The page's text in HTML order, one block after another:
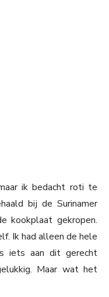
ik bedacht roti te
bij de Surinamer
kookplaat gekropen.
Ik had alleen de hele
iets aan dit gerecht
Maar wat het